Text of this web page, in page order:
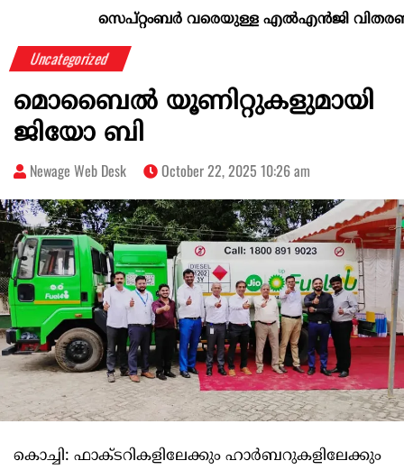
KERALA @70
സെപ്റ്റംബർ വരെയുള്ള എൽഎൻജി വിതരണം
Uncategorized
മൊബൈൽ യൂണിറ്റുകളുമായി
ജിയോ ബി
Newage Web Desk October 22, 2025 10:26 am
കൊച്ചി: ഫാക്ടറികളിലേക്കും ഹാർബറുകളിലേക്കും